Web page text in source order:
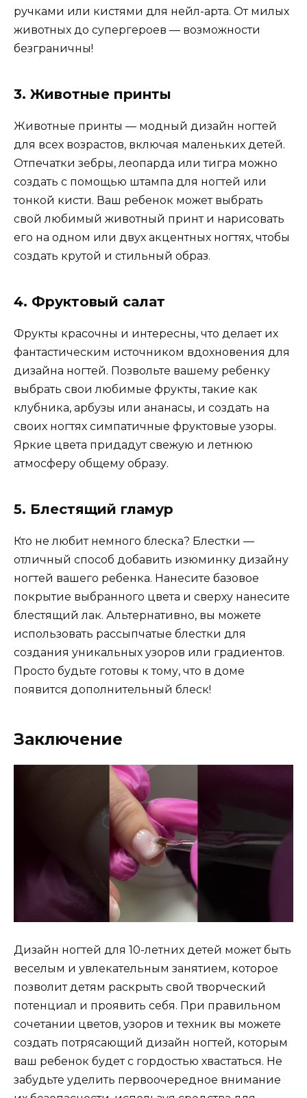
ручками или кистями для нейл-арта. От милых
животных до супергероев — возможности
безграничны!
3. Животные принты
Животные принты — модный дизайн ногтей
для всех возрастов, включая маленьких детей.
Отпечатки зебры, леопарда или тигра можно
создать с помощью штампа для ногтей или
тонкой кисти. Ваш ребенок может выбрать
свой любимый животный принт и нарисовать
его на одном или двух акцентных ногтях, чтобы
создать крутой и стильный образ.
4. Фруктовый салат
Фрукты красочны и интересны, что делает их
фантастическим источником вдохновения для
дизайна ногтей. Позвольте вашему ребенку
выбрать свои любимые фрукты, такие как
клубника, арбузы или ананасы, и создать на
своих ногтях симпатичные фруктовые узоры.
Яркие цвета придадут свежую и летнюю
атмосферу общему образу.
5. Блестящий гламур
Кто не любит немного блеска? Блестки —
отличный способ добавить изюминку дизайну
ногтей вашего ребенка. Нанесите базовое
покрытие выбранного цвета и сверху нанесите
блестящий лак. Альтернативно, вы можете
использовать рассыпчатые блестки для
создания уникальных узоров или градиентов.
Просто будьте готовы к тому, что в доме
появится дополнительный блеск!
Заключение
Дизайн ногтей для 10-летних детей может быть
веселым и увлекательным занятием, которое
позволит детям раскрыть свой творческий
потенциал и проявить себя. При правильном
сочетании цветов, узоров и техник вы можете
создать потрясающий дизайн ногтей, которым
ваш ребенок будет с гордостью хвастаться. Не
забудьте уделить первоочередное внимание